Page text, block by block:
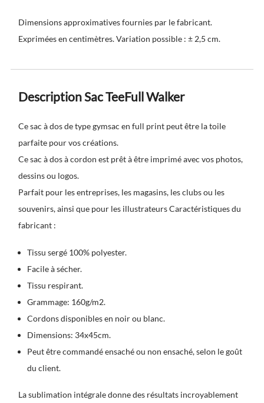
Dimensions approximatives fournies par le fabricant.
Exprimées en centimètres. Variation possible : ± 2,5 cm.
Description Sac TeeFull Walker
Ce sac à dos de type gymsac en full print peut être la toile
parfaite pour vos créations.
Ce sac à dos à cordon est prêt à être imprimé avec vos photos,
dessins ou logos.
Parfait pour les entreprises, les magasins, les clubs ou les
souvenirs, ainsi que pour les illustrateurs Caractéristiques du
fabricant :
Tissu sergé 100% polyester.
Facile à sécher.
Tissu respirant.
Grammage: 160g/m2.
Cordons disponibles en noir ou blanc.
Dimensions: 34x45cm.
Peut être commandé ensaché ou non ensaché, selon le goût
du client.
La sublimation intégrale donne des résultats incroyablement